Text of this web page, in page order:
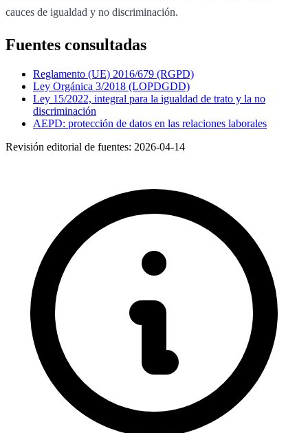
cauces de igualdad y no discriminación.
Fuentes consultadas
Reglamento (UE) 2016/679 (RGPD)
Ley Orgánica 3/2018 (LOPDGDD)
Ley 15/2022, integral para la igualdad de trato y la no
discriminación
AEPD: protección de datos en las relaciones laborales
Revisión editorial de fuentes: 2026-04-14